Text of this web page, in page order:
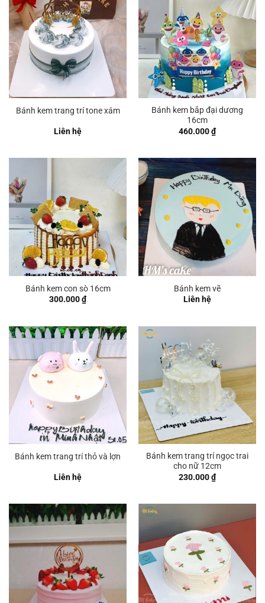
Bánh kem trang trí tone xám
Liên hệ
Bánh kem bắp đại dương
16cm
460.000₫
Bánh kem con sò 16cm
300.000₫
Bánh kem vẽ
Liên hệ
Bánh kem trang trí thỏ và lợn
Liên hệ
Bánh kem trang trí ngọc trai
cho nữ 12cm
230.000₫